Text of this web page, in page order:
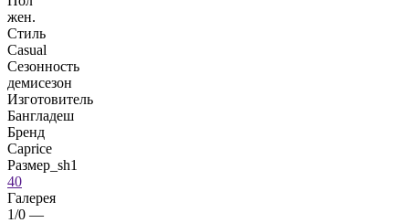
жен.
Стиль
Casual
Сезонность
демисезон
Изготовитель
Бангладеш
Бренд
Caprice
Размер_sh1
40
Галерея
1/0 —